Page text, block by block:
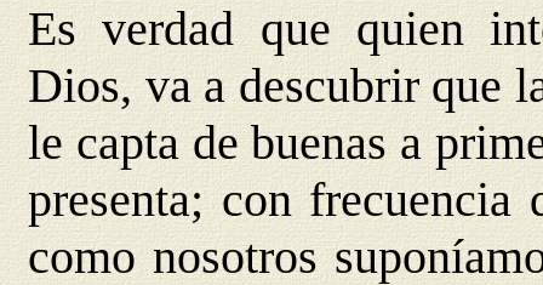
Es verdad que quien
Dios, va a descubrir que
le capta de buenas a
presenta; con frecuencia
como nosotros